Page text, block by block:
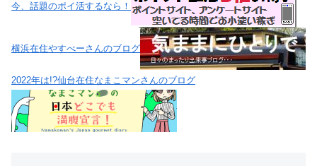
今、話題のポイ活するなら！
横浜在住やすべーさんのブログ
2022年は!?仙台在住なまこマンさんのブログ